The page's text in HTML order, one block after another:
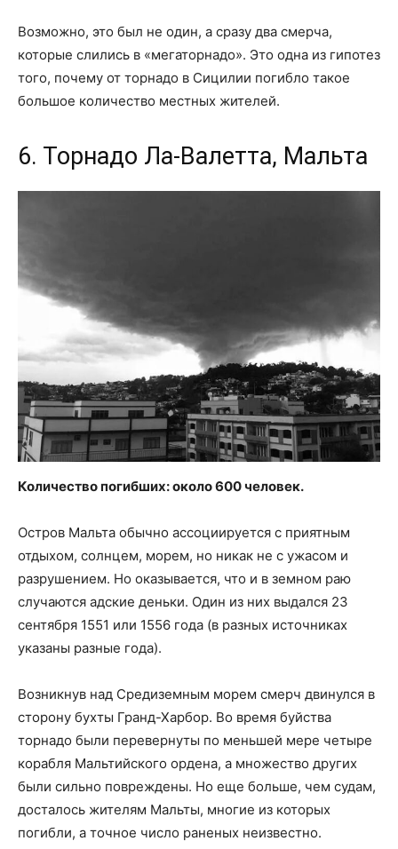
Возможно, это был не один, а сразу два смерча,
которые слились в «мегаторнадо». Это одна из гипотез
того, почему от торнадо в Сицилии погибло такое
большое количество местных жителей.
6. Торнадо Ла-Валетта, Мальта
Количество погибших: около 600 человек.
Остров Мальта обычно ассоциируется с приятным
отдыхом, солнцем, морем, но никак не с ужасом и
разрушением. Но оказывается, что и в земном раю
случаются адские деньки. Один из них выдался 23
сентября 1551 или 1556 года (в разных источниках
указаны разные года).
Возникнув над Средиземным морем смерч двинулся в
сторону бухты Гранд-Харбор. Во время буйства
торнадо были перевернуты по меньшей мере четыре
корабля Мальтийского ордена, а множество других
были сильно повреждены. Но еще больше, чем судам,
досталось жителям Мальты, многие из которых
погибли, а точное число раненых неизвестно.